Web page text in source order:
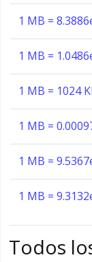
1 MB =
1 MB =
1 MB = 1024
1 MB =
1 MB =
1 MB =
Todos